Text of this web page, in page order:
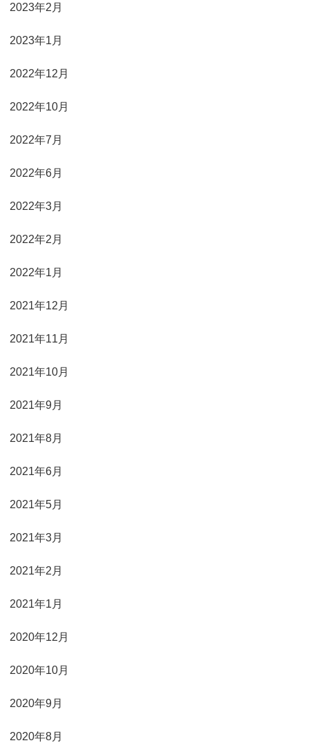
2023年2月
2023年1月
2022年12月
2022年10月
2022年7月
2022年6月
2022年3月
2022年2月
2022年1月
2021年12月
2021年11月
2021年10月
2021年9月
2021年8月
2021年6月
2021年5月
2021年3月
2021年2月
2021年1月
2020年12月
2020年10月
2020年9月
2020年8月